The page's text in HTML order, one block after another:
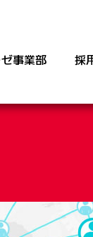
》ドコモ
事業部
》シャトレ採